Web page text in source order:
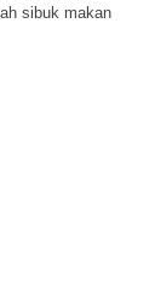
sibuk makan